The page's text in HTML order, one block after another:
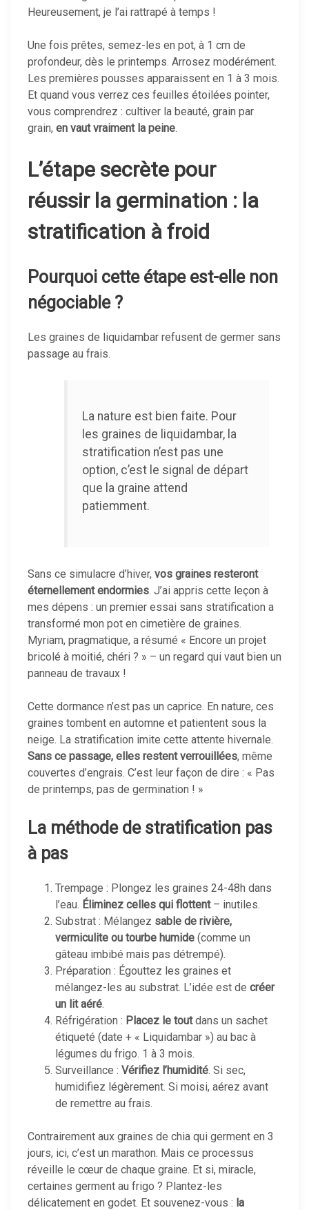
Heureusement, je l’ai rattrapé à temps !
Une fois prêtes, semez-les en pot, à 1 cm de
profondeur, dès le printemps. Arrosez modérément.
Les premières pousses apparaissent en 1 à 3 mois.
Et quand vous verrez ces feuilles étoilées pointer,
vous comprendrez : cultiver la beauté, grain par
grain, en vaut vraiment la peine.
L’étape secrète pour
réussir la germination : la
stratification à froid
Pourquoi cette étape est-elle non
négociable ?
Les graines de liquidambar refusent de germer sans
passage au frais.
La nature est bien faite. Pour
les graines de liquidambar, la
stratification n’est pas une
option, c’est le signal de départ
que la graine attend
patiemment.
Sans ce simulacre d’hiver, vos graines resteront
éternellement endormies. J’ai appris cette leçon à
mes dépens : un premier essai sans stratification a
transformé mon pot en cimetière de graines.
Myriam, pragmatique, a résumé « Encore un projet
bricolé à moitié, chéri ? » – un regard qui vaut bien un
panneau de travaux !
Cette dormance n’est pas un caprice. En nature, ces
graines tombent en automne et patientent sous la
neige. La stratification imite cette attente hivernale.
Sans ce passage, elles restent verrouillées, même
couvertes d’engrais. C’est leur façon de dire : « Pas
de printemps, pas de germination ! »
La méthode de stratification pas
à pas
Trempage : Plongez les graines 24-48h dans
l’eau. Éliminez celles qui flottent– inutiles.
Substrat : Mélangez sable de rivière,
vermiculite ou tourbe humide (comme un
gâteau imbibé mais pas détrempé).
Préparation : Égouttez les graines et
mélangez-les au substrat. L’idée est de créer
un lit aéré.
Réfrigération : Placez le toutdans un sachet
étiqueté (date + « Liquidambar ») au bac à
légumes du frigo. 1 à 3 mois.
Surveillance : Vérifiez l’humidité. Si sec,
humidifiez légèrement. Si moisi, aérez avant
de remettre au frais.
Contrairement aux graines de chia qui germent en 3
jours, ici, c’est un marathon. Mais ce processus
réveille le cœur de chaque graine. Et si, miracle,
certaines germent au frigo ? Plantez-les
délicatement en godet. Et souvenez-vous : la